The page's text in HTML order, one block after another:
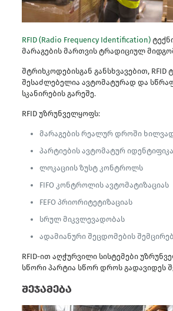
RFID (Radio Frequency Identification)
მარაგების მართვის ტრადიციულ
შტრიხკოდებისგან განსხვავებით, RFID
შესაძლებელია ავტომატურად და
სკანირების გარეშე.
RFID უზრუნველყოფს:
მარაგების რეალურ დროში
პარტიების ავტომატურ
ლოკაციის ზუსტ კონტროლს
FIFO კონტროლის ავტომატიზაციას
FEFO პრიორიტეტიზაციას
სრულ მიკვლევადობას
ადამიანური შეცდომების
RFID-ით აღჭურვილი სისტემები
სწორი პარტია სწორ დროს გადავიდეს
შეჯამება